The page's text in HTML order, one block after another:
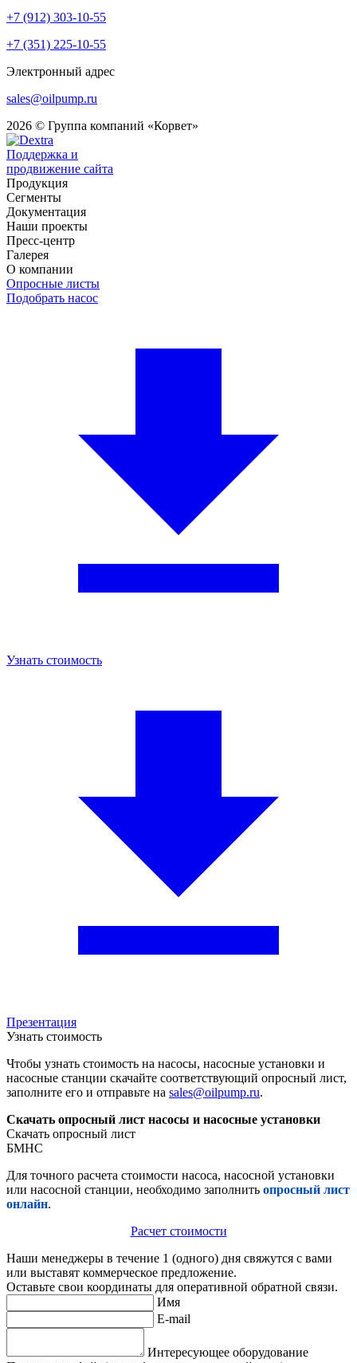
+7 (912) 303-10-55
+7 (351) 225-10-55
Электронный адрес
sales@oilpump.ru
2026 © Группа компаний «Корвет»
Поддержка и
продвижение сайта
Продукция
Сегменты
Документация
Наши проекты
Пресс-центр
Галерея
О компании
Опросные листы
Подобрать насос
Узнать стоимость
Презентация
Узнать стоимость
Чтобы узнать стоимость на насосы, насосные установки и
насосные станции скачайте соответствующий опросный лист,
заполните его и отправьте на sales@oilpump.ru.
Скачать опросный лист насосы и насосные установки
Скачать опросный лист
БМНС
Для точного расчета стоимости насоса, насосной установки
или насосной станции, необходимо заполнить опросный лист
онлайн.
Расчет стоимости
Наши менеджеры в течение 1 (одного) дня свяжутся с вами
или выставят коммерческое предложение.
Оставьте свои координаты для оперативной обратной связи.
Имя
E-mail
Интересующее оборудование